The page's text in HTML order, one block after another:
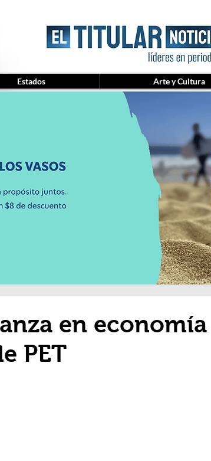
en economía
PET
Estados Arte y Cultura